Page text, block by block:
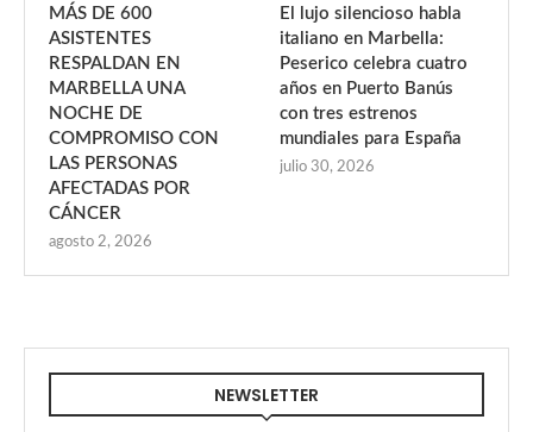
MÁS DE 600
ASISTENTES
RESPALDAN EN
MARBELLA UNA
NOCHE DE
COMPROMISO CON
LAS PERSONAS
AFECTADAS POR
CÁNCER
agosto 2, 2026
El lujo silencioso habla
italiano en Marbella:
Peserico celebra cuatro
años en Puerto Banús
con tres estrenos
mundiales para España
julio 30, 2026
NEWSLETTER